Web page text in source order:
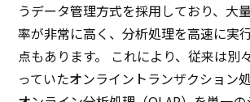
うデータ管理方式を採用しており、大
率が非常に高く、分析処理を高速に実
点もあります。 これにより、従来は別
っていたオンライントランザクション